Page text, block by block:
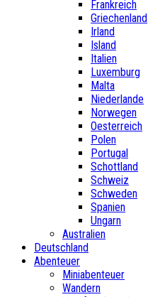
Frankreich
Griechenland
Irland
Island
Italien
Luxemburg
Malta
Niederlande
Norwegen
Oesterreich
Polen
Portugal
Schottland
Schweiz
Schweden
Spanien
Ungarn
Australien
Deutschland
Abenteuer
Miniabenteuer
Wandern